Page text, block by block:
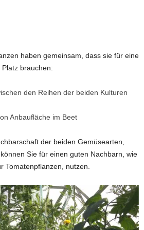
haben gemeinsam, dass sie für eine
brauchen:
den Reihen der beiden Kulturen
Anbaufläche im Beet
der beiden Gemüsearten,
Sie für einen guten Nachbarn, wie
Tomatenpflanzen, nutzen.